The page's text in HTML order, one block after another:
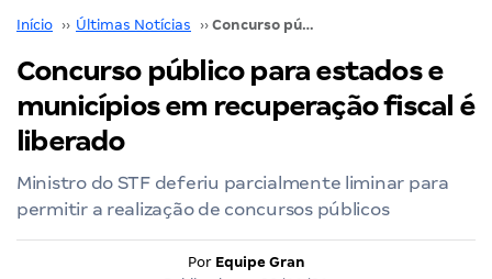
Início ›› Últimas Notícias ›› Concurso público para estados e municípios em recuperação fiscal é liberado
Concurso público para estados e
municípios em recuperação fiscal é
liberado
Ministro do STF deferiu parcialmente liminar para
permitir a realização de concursos públicos
Por Equipe Gran